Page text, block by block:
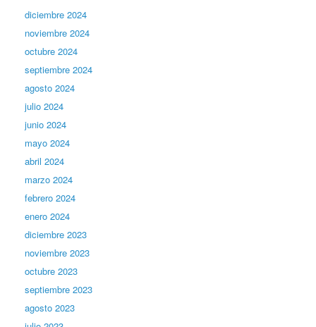
diciembre 2024
noviembre 2024
octubre 2024
septiembre 2024
agosto 2024
julio 2024
junio 2024
mayo 2024
abril 2024
marzo 2024
febrero 2024
enero 2024
diciembre 2023
noviembre 2023
octubre 2023
septiembre 2023
agosto 2023